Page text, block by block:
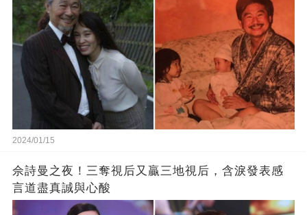
2024/01/15
佘詩曼之夜！三奪視后又贏三地視后，含淚發表感
言道盡真誠與心酸